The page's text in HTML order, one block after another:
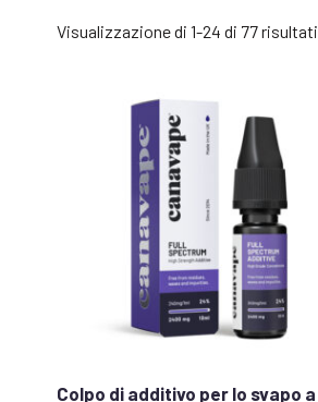
Visualizzazione di 1-24 di 77 risultati
Colpo di additivo per lo svapo a